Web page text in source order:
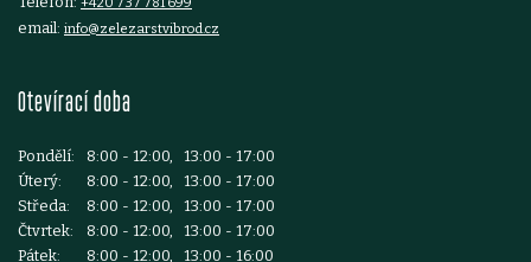
email: info@zelezarstvibrod.cz
Otevírací doba
Pondělí:
8:00 - 12:00, 13:00 - 17:00
Úterý:
8:00 - 12:00, 13:00 - 17:00
Středa:
8:00 - 12:00, 13:00 - 17:00
Čtvrtek:
8:00 - 12:00, 13:00 - 17:00
Pátek:
8:00 - 12:00, 13:00 - 16:00